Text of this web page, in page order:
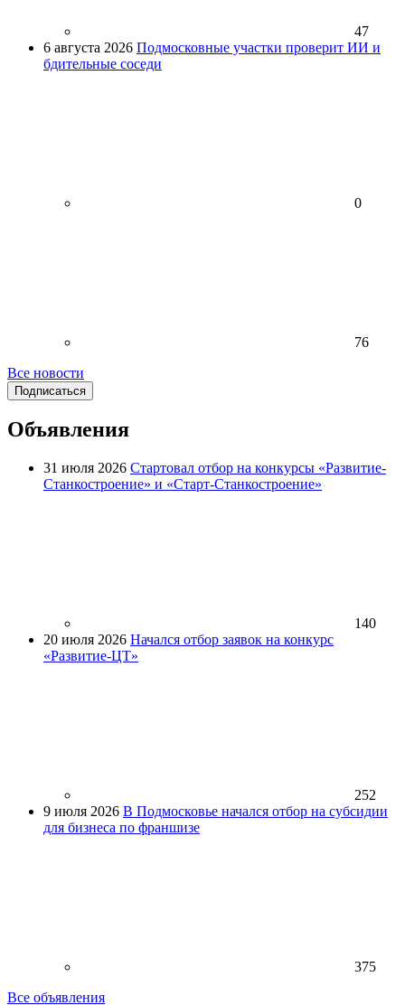
47
6 августа 2026 Подмосковные участки проверит ИИ и
бдительные соседи
0
76
Все новости
Подписаться
Объявления
31 июля 2026 Стартовал отбор на конкурсы «Развитие-
Станкостроение» и «Старт-Станкостроение»
140
20 июля 2026 Начался отбор заявок на конкурс
«Развитие-ЦТ»
252
9 июля 2026 В Подмосковье начался отбор на субсидии
для бизнеса по франшизе
375
Все объявления